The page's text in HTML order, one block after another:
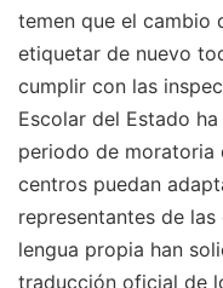
temen que el cambio
etiquetar de nuevo
cumplir con las
Escolar del Estado
periodo de moratoria
centros puedan
representantes de
lengua propia han
traducción oficial de